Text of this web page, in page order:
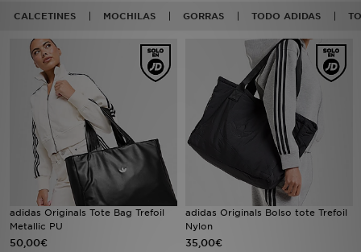
CALCETINES MOCHILAS GORRAS TODO ADIDAS
adidas Originals Tote Bag Trefoil
Metallic PU
50,00€
adidas Originals Bolso tote Trefoil
Nylon
35,00€
Estilo
Ver Marcas
Deportes & Fitness
JD Fútbol
Ofertas
TARJETA REGALO
MI JD